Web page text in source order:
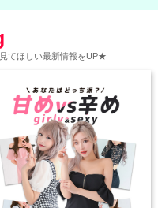
てほしい最新情報をUP★